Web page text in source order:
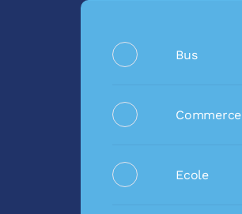
Bus
Commerce
Ecole